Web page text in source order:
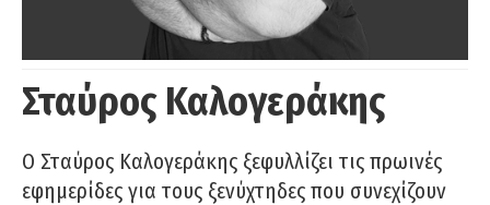
Σταύρος Καλογεράκης
Ο Σταύρος Καλογεράκης ξεφυλλίζει τις πρωινές
εφημερίδες για τους ξενύχτηδες που συνεχίζουν